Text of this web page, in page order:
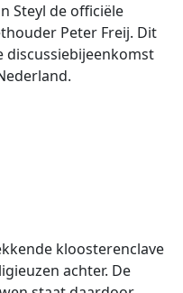
Steyl de officiële
Peter Freij. Dit
discussiebijeenkomst
kloosterenclave
achter. De